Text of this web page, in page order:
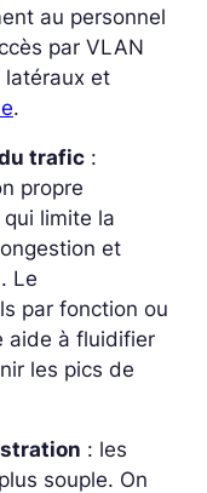
au personnel
par VLAN
latéraux et
.
trafic :
propre
limite la
et
Le
par fonction ou
aide à fluidifier
les pics de
: les
souple. On